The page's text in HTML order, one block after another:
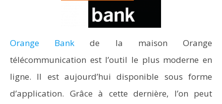
Orange Bank de la maison Orange
télécommunication est l’outil le plus moderne en
ligne. Il est aujourd’hui disponible sous forme
d’application. Grâce à cette dernière, l’on peut